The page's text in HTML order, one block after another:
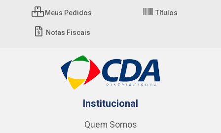
Meus Pedidos Títulos
Notas Fiscais
Institucional
Quem Somos